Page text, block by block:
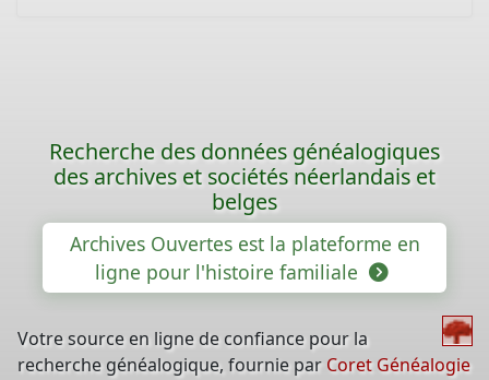
Recherche des données généalogiques
des archives et sociétés néerlandais et
belges
Archives Ouvertes est la plateforme en
ligne pour l'histoire familiale
Votre source en ligne de confiance pour la
recherche généalogique, fournie par Coret Généalogie